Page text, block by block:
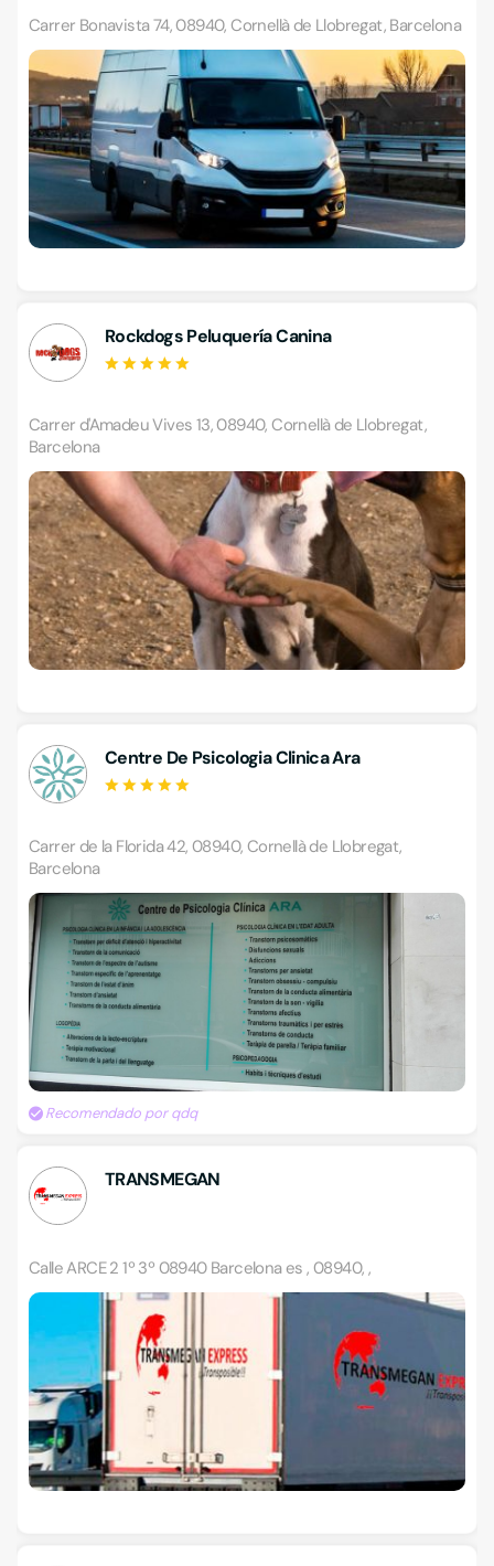
Carrer Bonavista 74, 08940, Cornellà de Llobregat, Barcelona
Rockdogs Peluquería Canina
Carrer d'Amadeu Vives 13, 08940, Cornellà de Llobregat,
Barcelona
Centre De Psicologia Clinica Ara
Carrer de la Florida 42, 08940, Cornellà de Llobregat,
Barcelona
Recomendado por qdq
TRANSMEGAN
Calle ARCE 2 1º 3º 08940 Barcelona es , 08940, ,